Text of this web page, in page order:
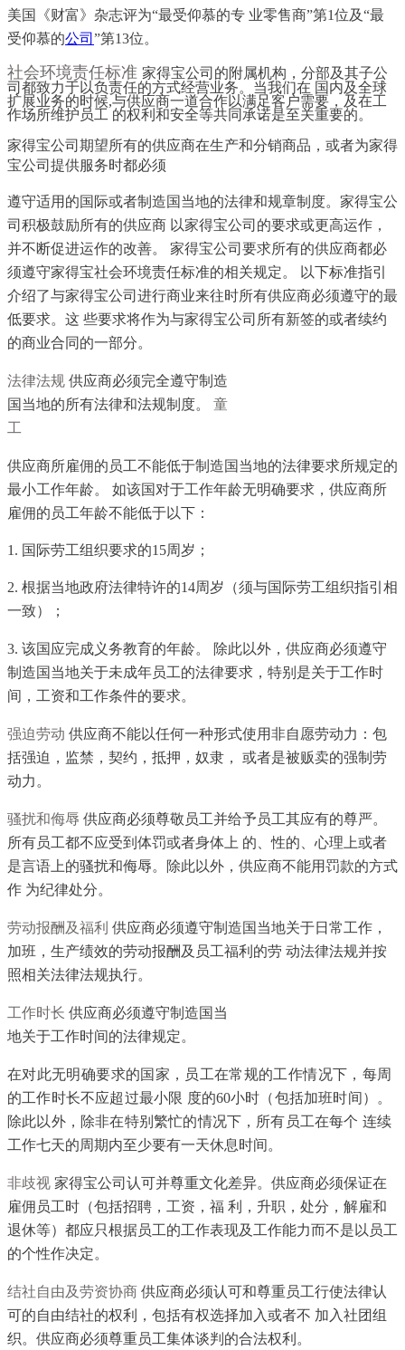
美国《财富》杂志评为“最受仰慕的专 业零售商”第1位及“最
受仰慕的公司 ”第13位。
社会环境责任标准 家得宝公司的附属机构，分部及其子公
司都致力于以负责任的方式经营业务。当我们在 国内及全球
扩展业务的时候,与供应商一道合作以满足客户需要，及在工
作场所维护员工 的权利和安全等共同承诺是至关重要的。
家得宝公司期望所有的供应商在生产和分销商品，或者为家得
宝公司提供服务时都必须
遵守适用的国际或者制造国当地的法律和规章制度。家得宝公
司积极鼓励所有的供应商 以家得宝公司的要求或更高运作，
并不断促进运作的改善。 家得宝公司要求所有的供应商都必
须遵守家得宝社会环境责任标准的相关规定。 以下标准指引
介绍了与家得宝公司进行商业来往时所有供应商必须遵守的最
低要求。这 些要求将作为与家得宝公司所有新签的或者续约
的商业合同的一部分。
法律法规 供应商必须完全遵守制造
国当地的所有法律和法规制度。 童
工
供应商所雇佣的员工不能低于制造国当地的法律要求所规定的
最小工作年龄。 如该国对于工作年龄无明确要求，供应商所
雇佣的员工年龄不能低于以下：
1. 国际劳工组织要求的15周岁；
2. 根据当地政府法律特许的14周岁（须与国际劳工组织指引相
一致）；
3. 该国应完成义务教育的年龄。 除此以外，供应商必须遵守
制造国当地关于未成年员工的法律要求，特别是关于工作时
间，工资和工作条件的要求。
强迫劳动 供应商不能以任何一种形式使用非自愿劳动力：包
括强迫，监禁，契约，抵押，奴隶， 或者是被贩卖的强制劳
动力。
骚扰和侮辱 供应商必须尊敬员工并给予员工其应有的尊严。
所有员工都不应受到体罚或者身体上 的、性的、心理上或者
是言语上的骚扰和侮辱。除此以外，供应商不能用罚款的方式
作 为纪律处分。
劳动报酬及福利 供应商必须遵守制造国当地关于日常工作，
加班，生产绩效的劳动报酬及员工福利的劳 动法律法规并按
照相关法律法规执行。
工作时长 供应商必须遵守制造国当
地关于工作时间的法律规定。
在对此无明确要求的国家，员工在常规的工作情况下，每周
的工作时长不应超过最小限 度的60小时（包括加班时间）。
除此以外，除非在特别繁忙的情况下，所有员工在每个 连续
工作七天的周期内至少要有一天休息时间。
非歧视 家得宝公司认可并尊重文化差异。供应商必须保证在
雇佣员工时（包括招聘，工资，福 利，升职，处分，解雇和
退休等）都应只根据员工的工作表现及工作能力而不是以员工
的个性作决定。
结社自由及劳资协商 供应商必须认可和尊重员工行使法律认
可的自由结社的权利，包括有权选择加入或者不 加入社团组
织。供应商必须尊重员工集体谈判的合法权利。